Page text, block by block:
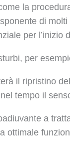
la
di
per l’inizio
per
il ripristino
tempo il
a
ottimale